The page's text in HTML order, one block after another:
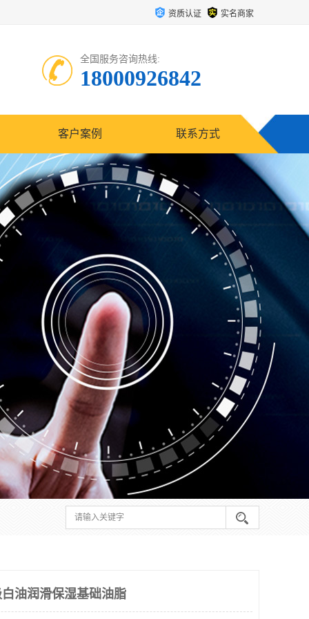
资质认证 实名商家
全国服务咨询热线:
18000926842
客户案例 联系方式
油润滑保湿基础油脂